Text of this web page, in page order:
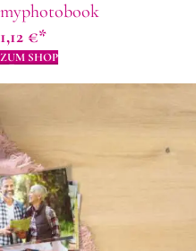
myphotobook
1,12 €
ZUM SHOP